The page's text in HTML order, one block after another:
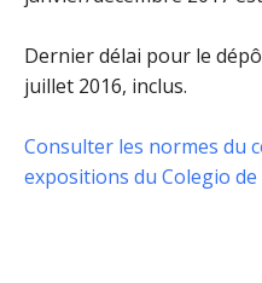
Dernier délai pour le
juillet 2016, inclus.
Consulter les normes du
expositions du Colegio de